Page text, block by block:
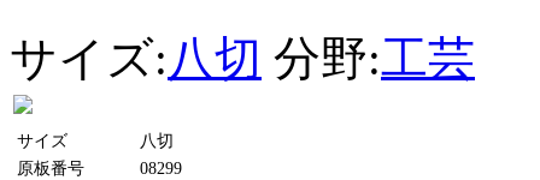
サイズ:八切 分野:工芸
サイズ
八切
原板番号
08299